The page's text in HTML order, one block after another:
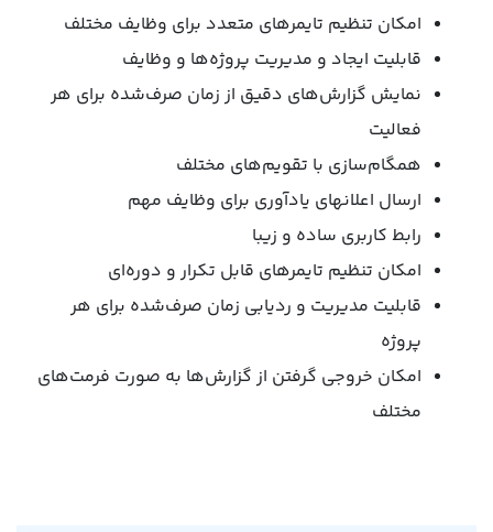
امکان تنظیم تایمرهای متعدد برای وظایف مختلف
قابلیت ایجاد و مدیریت پروژه‌ها و وظایف
نمایش گزارش‌های دقیق از زمان صرف‌شده برای هر
فعالیت
همگام‌سازی با تقویم‌های مختلف
ارسال اعلانهای یادآوری برای وظایف مهم
رابط کاربری ساده و زیبا
امکان تنظیم تایمرهای قابل تکرار و دوره‌ای
قابلیت مدیریت و ردیابی زمان صرف‌شده برای هر
پروژه
امکان خروجی گرفتن از گزارش‌ها به صورت فرمت‌های
مختلف